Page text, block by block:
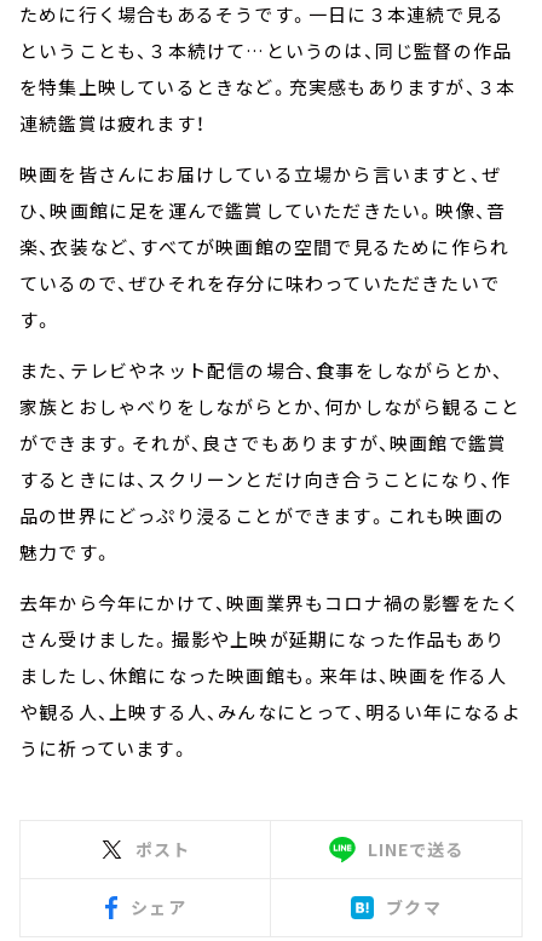
ために行く場合もあるそうです。一日に３本連続で見る
ということも、３本続けて…というのは、同じ監督の作品
を特集上映しているときなど。充実感もありますが、３本
連続鑑賞は疲れます！
映画を皆さんにお届けしている立場から言いますと、ぜ
ひ、映画館に足を運んで鑑賞していただきたい。映像、音
楽、衣装など、すべてが映画館の空間で見るために作られ
ているので、ぜひそれを存分に味わっていただきたいで
す。
また、テレビやネット配信の場合、食事をしながらとか、
家族とおしゃべりをしながらとか、何かしながら観ること
ができます。それが、良さでもありますが、映画館で鑑賞
するときには、スクリーンとだけ向き合うことになり、作
品の世界にどっぷり浸ることができます。これも映画の
魅力です。
去年から今年にかけて、映画業界もコロナ禍の影響をたく
さん受けました。撮影や上映が延期になった作品もあり
ましたし、休館になった映画館も。来年は、映画を作る人
や観る人、上映する人、みんなにとって、明るい年になるよ
うに祈っています。
ポスト LINEで送る
シェア ブクマ